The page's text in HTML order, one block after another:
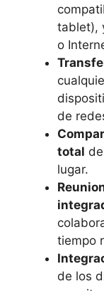
tablet),
o
de
total
lugar.
tiempo
de los